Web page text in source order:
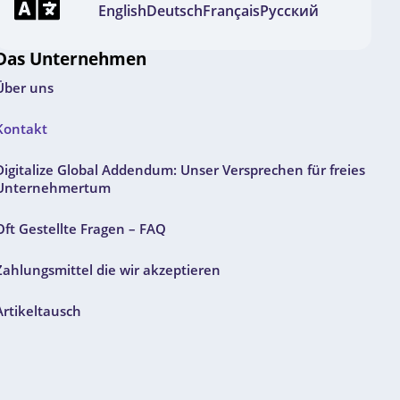
EnglishDeutschFrançaisРусский
Unternehmen
uns
Global Addendum: Unser Versprechen für freies
Gestellte Fragen – FAQ
die wir akzeptieren